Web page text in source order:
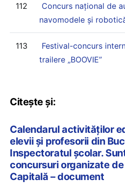
112
Concurs național de
navomodele și
113
Festival-concurs
trailere „BOOVIE”
Citește și:
Calendarul activităților
elevii și profesorii din
Inspectoratul școlar.
concursuri organizate
Capitală – document